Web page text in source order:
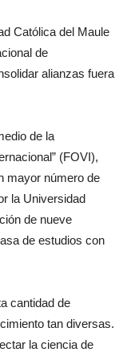
Católica del Maule
de
alianzas fuera
de la
(FOVI),
mayor número de
la Universidad
de nueve
de estudios con
cantidad de
tan diversas.
la ciencia de